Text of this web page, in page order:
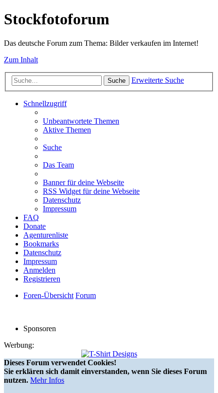
Stockfotoforum
Das deutsche Forum zum Thema: Bilder verkaufen im Internet!
Zum Inhalt
Suche Erweiterte Suche
Schnellzugriff
Unbeantwortete Themen
Aktive Themen
Suche
Das Team
Banner für deine Webseite
RSS Widget für deine Webseite
Datenschutz
Impressum
FAQ
Donate
Agenturenliste
Bookmarks
Datenschutz
Impressum
Anmelden
Registrieren
Foren-Übersicht Forum
Sponsoren
Werbung:
Dieses Forum verwendet Cookies!
Sie erklären sich damit einverstanden, wenn Sie dieses Forum
nutzen. Mehr Infos